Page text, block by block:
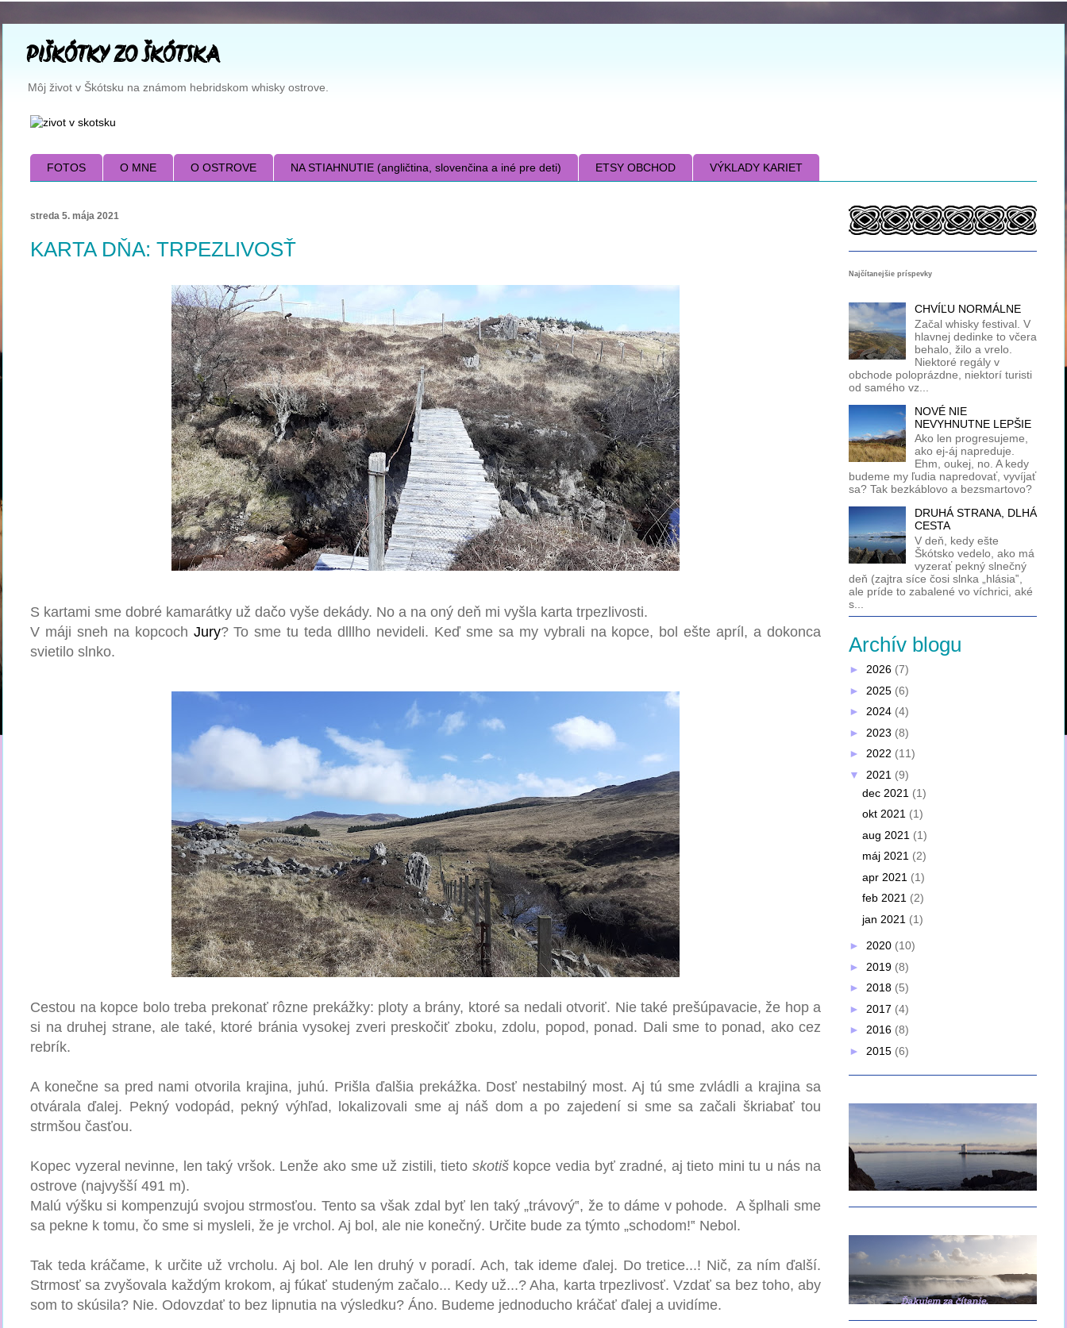
PIŠKÓTKY ZO ŠKÓTSKA
Môj život v Škótsku na známom hebridskom whisky ostrove.
FOTOS O MNE O OSTROVE NA STIAHNUTIE (angličtina, slovenčina a iné pre deti) ETSY OBCHOD VÝKLADY KARIET
streda 5. mája 2021
KARTA DŇA: TRPEZLIVOSŤ
S kartami sme dobré kamarátky už dačo vyše dekády. No a na oný deň mi vyšla karta trpezlivosti.
V máji sneh na kopcoch Jury? To sme tu teda dlllho nevideli. Keď sme sa my vybrali na kopce, bol ešte apríl, a dokonca
svietilo slnko.
Cestou na kopce bolo treba prekonať rôzne prekážky: ploty a brány, ktoré sa nedali otvoriť. Nie také prešúpavacie, že hop a
si na druhej strane, ale také, ktoré bránia vysokej zveri preskočiť zboku, zdolu, popod, ponad. Dali sme to ponad, ako cez
rebrík.
A konečne sa pred nami otvorila krajina, juhú. Prišla ďalšia prekážka. Dosť nestabilný most. Aj tú sme zvládli a krajina sa
otvárala ďalej. Pekný vodopád, pekný výhľad, lokalizovali sme aj náš dom a po zajedení si sme sa začali škriabať tou
strmšou časťou.
Kopec vyzeral nevinne, len taký vršok. Lenže ako sme už zistili, tieto skotiš kopce vedia byť zradné, aj tieto mini tu u nás na
ostrove (najvyšší 491 m).
Malú výšku si kompenzujú svojou strmosťou. Tento sa však zdal byť len taký „trávový‟, že to dáme v pohode. A šplhali sme
sa pekne k tomu, čo sme si mysleli, že je vrchol. Aj bol, ale nie konečný. Určite bude za týmto „schodom!‟ Nebol.
Tak teda kráčame, k určite už vrcholu. Aj bol. Ale len druhý v poradí. Ach, tak ideme ďalej. Do tretice...! Nič, za ním ďalší.
Strmosť sa zvyšovala každým krokom, aj fúkať studeným začalo... Kedy už...? Aha, karta trpezlivosť. Vzdať sa bez toho, aby
som to skúsila? Nie. Odovzdať to bez lipnutia na výsledku? Áno. Budeme jednoducho kráčať ďalej a uvidíme.
Najčítanejšie príspevky
CHVÍĽU NORMÁLNE
Začal whisky festival. V
hlavnej dedinke to včera
behalo, žilo a vrelo.
Niektoré regály v
obchode poloprázdne, niektorí turisti
od samého vz...
NOVÉ NIE
NEVYHNUTNE LEPŠIE
Ako len progresujeme,
ako ej-áj napreduje.
Ehm, oukej, no. A kedy
budeme my ľudia napredovať, vyvíjať
sa? Tak bezkáblovo a bezsmartovo?
DRUHÁ STRANA, DLHÁ
CESTA
V deň, kedy ešte
Škótsko vedelo, ako má
vyzerať pekný slnečný
deň (zajtra síce čosi slnka „hlásia‟,
ale príde to zabalené vo víchrici, aké
s...
Archív blogu
► 2026 (7)
► 2025 (6)
► 2024 (4)
► 2023 (8)
► 2022 (11)
▼ 2021 (9)
dec 2021 (1)
okt 2021 (1)
aug 2021 (1)
máj 2021 (2)
apr 2021 (1)
feb 2021 (2)
jan 2021 (1)
► 2020 (10)
► 2019 (8)
► 2018 (5)
► 2017 (4)
► 2016 (8)
► 2015 (6)